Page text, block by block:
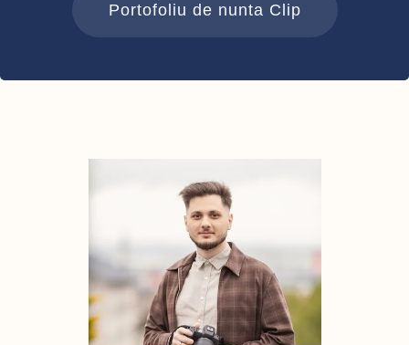
Portofoliu de nunta Clip